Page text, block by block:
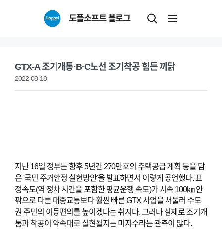
도플소프트 블로그
GTX-A 조기개통·B·C노선 조기착공 힘든 까닭
2022-08-18
지난 16일 정부는 향후 5년간 270만호의 주택공급 계획 등을 담
은 '국민 주거안정 실현방안'을 발표하면서 이렇게 공언했다. 표
정속도(역 정차 시간을 포함한 평균운행 속도)가 시속 100㎞ 안
팎으로 다른 대중교통보다 훨씬 빠른 GTX 사업을 서둘러 수도
권 주민의 이동편의를 높이겠다는 취지다. 그러나 실제로 조기개
통과 착공이 약속대로 실현될지는 미지수라는 관측이 많다.